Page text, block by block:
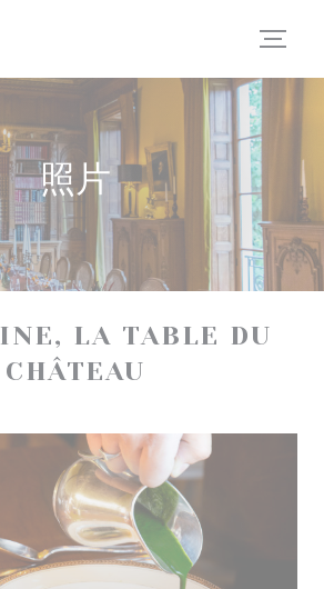
照片
LA TABLE DU
CHÂTEAU